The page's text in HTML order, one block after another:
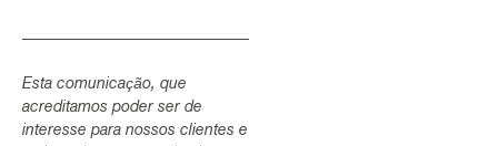
Esta comunicação, que
acreditamos poder ser de
interesse para nossos clientes e